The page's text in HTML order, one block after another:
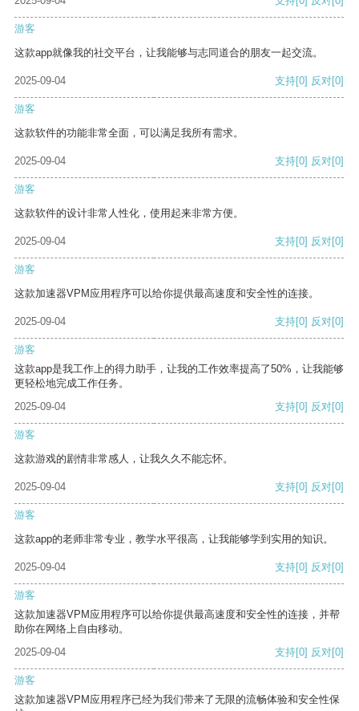
游客
这款app就像我的社交平台，让我能够与志同道合的朋友一起交流。
2025-09-04 支持[0] 反对[0]
游客
这款软件的功能非常全面，可以满足我所有需求。
2025-09-04 支持[0] 反对[0]
游客
这款软件的设计非常人性化，使用起来非常方便。
2025-09-04 支持[0] 反对[0]
游客
这款加速器VPM应用程序可以给你提供最高速度和安全性的连接。
2025-09-04 支持[0] 反对[0]
游客
这款app是我工作上的得力助手，让我的工作效率提高了50%，让我能够
更轻松地完成工作任务。
2025-09-04
支持[0] 反对[0]
游客
这款游戏的剧情非常感人，让我久久不能忘怀。
2025-09-04 支持[0] 反对[0]
游客
这款app的老师非常专业，教学水平很高，让我能够学到实用的知识。
2025-09-04 支持[0] 反对[0]
游客
这款加速器VPM应用程序可以给你提供最高速度和安全性的连接，并帮
助你在网络上自由移动。
2025-09-04
支持[0] 反对[0]
游客
这款加速器VPM应用程序已经为我们带来了无限的流畅体验和安全性保